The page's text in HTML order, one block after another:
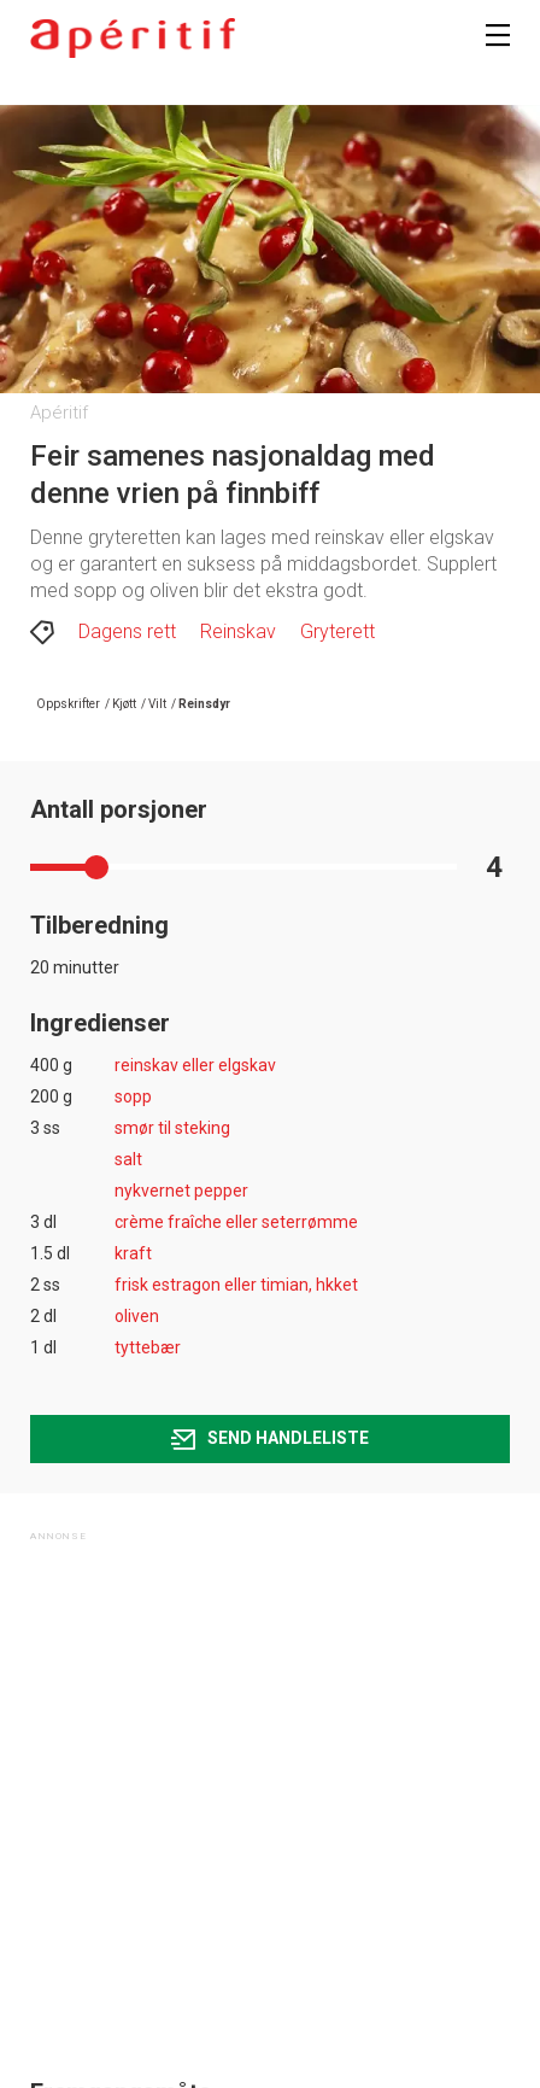
Apéritif
Feir samenes nasjonaldag med
denne vrien på finnbiff
Denne gryteretten kan lages med reinskav eller elgskav
og er garantert en suksess på middagsbordet. Supplert
med sopp og oliven blir det ekstra godt.
Dagens rett
Reinskav Gryterett
Oppskrifter / Kjøtt /Vilt / Reinsdyr
Antall porsjoner
4
Tilberedning
20 minutter
Ingredienser
400 g
reinskav eller elgskav
200 g
sopp
3 ss
smør til steking
salt
nykvernet pepper
3 dl
crème fraîche eller seterrømme
1.5 dl
kraft
2 ss
frisk estragon eller timian, hkket
2 dl
oliven
1 dl
tyttebær
SEND HANDLELISTE